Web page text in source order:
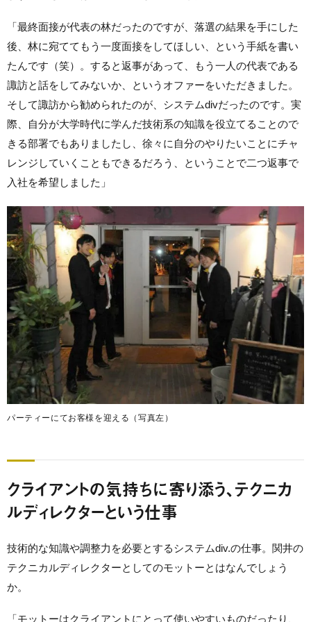
「最終面接が代表の林だったのですが、落選の結果を手にした
後、林に宛ててもう一度面接をしてほしい、という手紙を書い
たんです（笑）。すると返事があって、もう一人の代表である
諏訪と話をしてみないか、というオファーをいただきました。
そして諏訪から勧められたのが、システムdivだったのです。実
際、自分が大学時代に学んだ技術系の知識を役立てることので
きる部署でもありましたし、徐々に自分のやりたいことにチャ
レンジしていくこともできるだろう、ということで二つ返事で
入社を希望しました」
パーティーにてお客様を迎える（写真左）
クライアントの気持ちに寄り添う、テクニカ
ルディレクターという仕事
技術的な知識や調整力を必要とするシステムdiv.の仕事。関井の
テクニカルディレクターとしてのモットーとはなんでしょう
か。
「モットーはクライアントにとって使いやすいものだったり、